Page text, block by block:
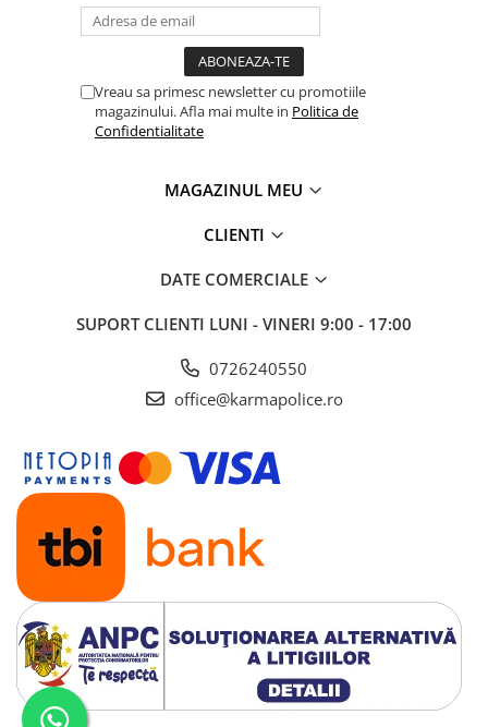
Vreau sa primesc newsletter cu promotiile
magazinului. Afla mai multe in Politica de
Confidentialitate
MAGAZINUL MEU
CLIENTI
DATE COMERCIALE
SUPORT CLIENTI LUNI - VINERI 9:00 - 17:00
0726240550
office@karmapolice.ro